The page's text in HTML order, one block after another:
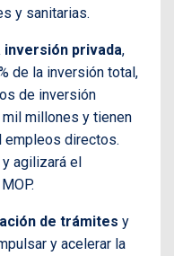
y sanitarias.
privada,
de la inversión total,
de inversión
mil millones y tienen
empleos directos.
agilizará el
de trámites y
y acelerar la